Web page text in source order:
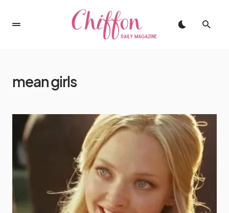
mean girls